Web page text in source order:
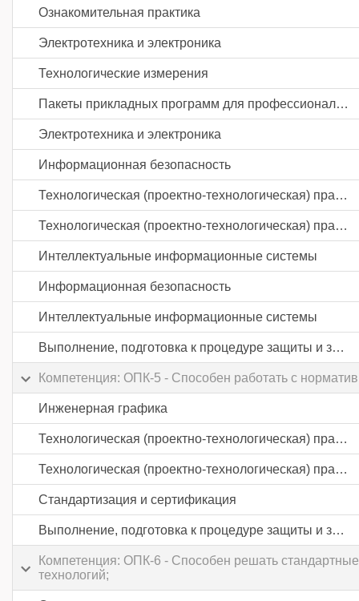
Ознакомительная практика
Электротехника и электроника
Технологические измерения
Пакеты прикладных программ для профессиональной деятельности
Электротехника и электроника
Информационная безопасность
Технологическая (проектно-технологическая) практика
Технологическая (проектно-технологическая) практика
Интеллектуальные информационные системы
Информационная безопасность
Интеллектуальные информационные системы
Выполнение, подготовка к процедуре защиты и защита выпускной квалификационной работы
Компетенция: ОПК-5 - Способен работать с
Инженерная графика
Технологическая (проектно-технологическая) практика
Технологическая (проектно-технологическая) практика
Стандартизация и сертификация
Выполнение, подготовка к процедуре защиты и защита выпускной квалификационной работы
Компетенция: ОПК-6 - Способен решать
технологий;